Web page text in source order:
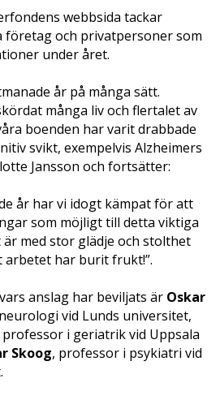
webbsida tackar
företag och privatpersoner som
under året.
år på många sätt.
många liv och flertalet av
boenden har varit drabbade
svikt, exempelvis Alzheimers
Jansson och fortsätter:
år har vi idogt kämpat för att
som möjligt till detta viktiga
med stor glädje och stolthet
har burit frukt!”.
anslag har beviljats är Oskar
vid Lunds universitet,
i geriatrik vid Uppsala
Skoog, professor i psykiatri vid